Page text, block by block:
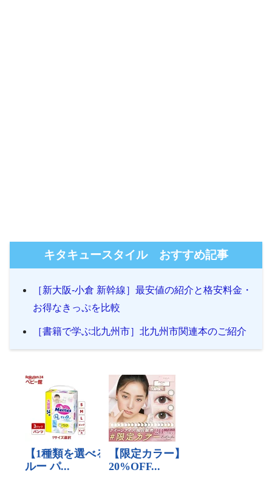
キタキュースタイル おすすめ記事
［新大阪-小倉 新幹線］最安値の紹介と格安料金・
お得なきっぷを比較
［書籍で学ぶ北九州市］北九州市関連本のご紹介